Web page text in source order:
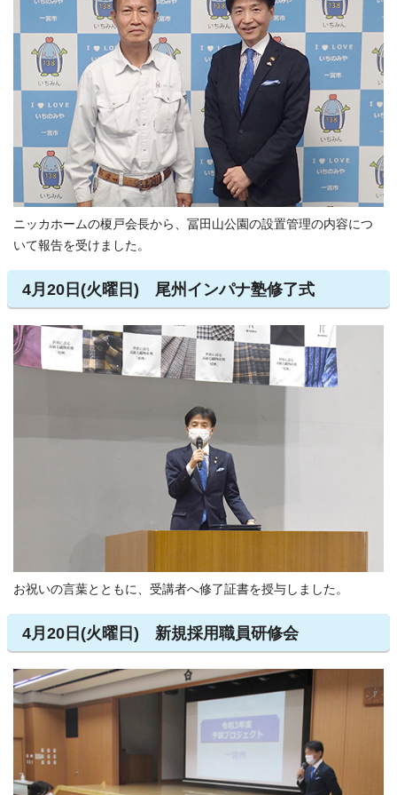
ニッカホームの榎戸会長から、冨田山公園の設置管理の内容につ
いて報告を受けました。
4月20日(火曜日) 尾州インパナ塾修了式
お祝いの言葉とともに、受講者へ修了証書を授与しました。
4月20日(火曜日) 新規採用職員研修会